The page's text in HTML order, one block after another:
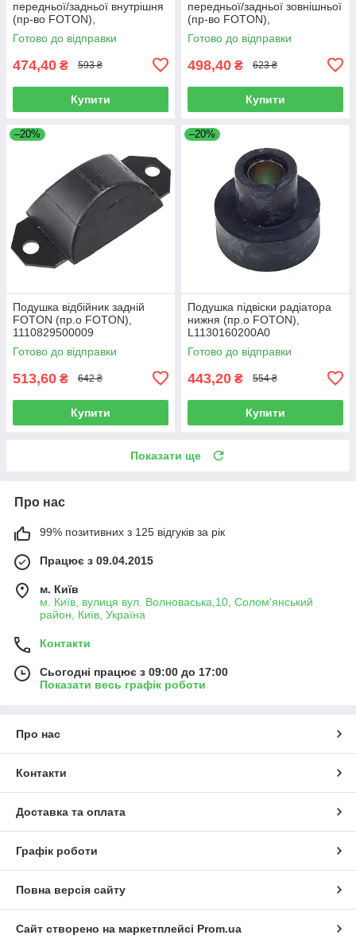
передньої/задньої внутрішня
(пр-во FOTON),
L1292150200A0
Готово до відправки
474,40 ₴ 593 ₴
Купити
передньої/задньої зовнішньої
(пр-во FOTON),
L1292150100A0
Готово до відправки
498,40 ₴ 623 ₴
Купити
–20%
Подушка відбійник задній
FOTON (пр.о FOTON),
1110829500009
Готово до відправки
513,60 ₴ 642 ₴
Купити
–20%
Подушка підвіски радіатора
нижня (пр.о FOTON),
L1130160200A0
Готово до відправки
443,20 ₴ 554 ₴
Купити
Показати ще
Про нас
99% позитивних з 125 відгуків за рік
Працює з 09.04.2015
м. Київ
м. Київ, вулиця вул. Волноваська,10, Солом'янський
район, Київ, Україна
Контакти
Сьогодні працює з 09:00 до 17:00
Показати весь графік роботи
Про нас
Контакти
Доставка та оплата
Графік роботи
Повна версія сайту
Сайт створено на маркетплейсі Prom.ua